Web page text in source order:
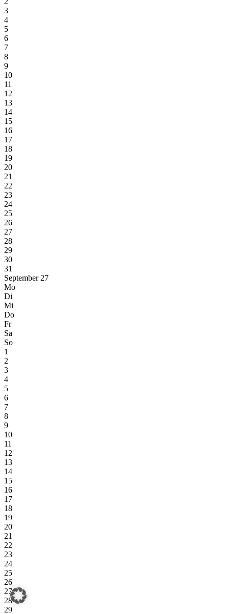
3
4
5
6
7
8
9
10
11
12
13
14
15
16
17
18
19
20
21
22
23
24
25
26
27
28
29
30
31
September 27
Mo
Di
Mi
Do
Fr
Sa
So
1
2
3
4
5
6
7
8
9
10
11
12
13
14
15
16
17
18
19
20
21
22
23
24
25
26
27
28
29